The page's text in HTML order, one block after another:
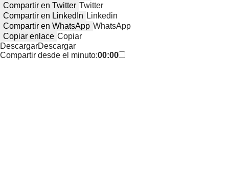
Compartir en Twitter Twitter
Compartir en LinkedIn Linkedin
Compartir en WhatsApp WhatsApp
Copiar enlace Copiar
DescargarDescargar
Compartir desde el minuto:00:00